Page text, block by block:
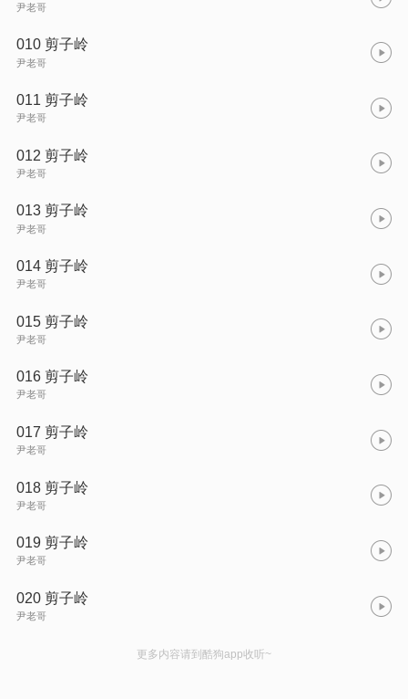
尹老哥
010 剪子岭
尹老哥
011 剪子岭
尹老哥
012 剪子岭
尹老哥
013 剪子岭
尹老哥
014 剪子岭
尹老哥
015 剪子岭
尹老哥
016 剪子岭
尹老哥
017 剪子岭
尹老哥
018 剪子岭
尹老哥
019 剪子岭
尹老哥
020 剪子岭
尹老哥
更多内容请到酷狗app收听~